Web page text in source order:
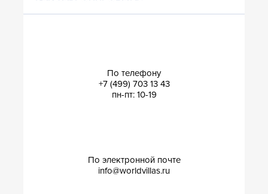
По телефону
+7 (499) 703 13 43
пн-пт: 10-19
По электронной почте
info@worldvillas.ru